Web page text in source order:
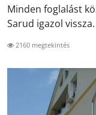
Minden foglalást
Sarud igazol
2160 megtekintés